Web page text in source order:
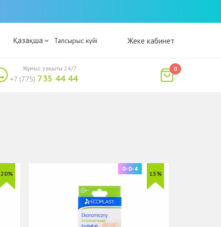
Қазақша Тапсырыс күйі Жеке кабинет
+7 (775) 735 44 44
Жұмыс уақыты 24/7 0
20% 15%
0-0-4